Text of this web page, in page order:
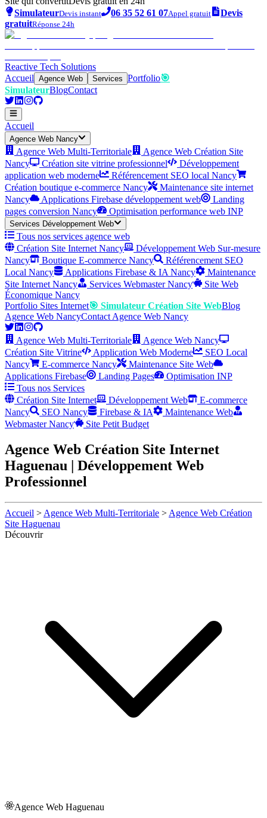
SimulateurDevis instant 06 35 52 61 07Appel gratuit
Devis
gratuitRéponse 24h
Reactive Tech Solutions
Accueil Agence Web Services Portfolio🎯
SimulateurBlogContact
Accueil
Agence Web Nancy
Agence Web Multi-Territoriale
Agence Web Création Site
Nancy
Création site vitrine professionnel
Développement
application web moderne
Référencement SEO local Nancy
Création boutique e-commerce Nancy
Maintenance site internet
Nancy
Applications Firebase développement web
Landing
pages conversion Nancy
Optimisation performance web INP
Services Développement Web
Tous nos services agence web
Création Site Internet Nancy
Développement Web Sur-mesure
Nancy
Boutique E-commerce Nancy
Référencement SEO
Local Nancy
Applications Firebase & IA Nancy
Maintenance
Site Internet Nancy
Services Webmaster Nancy
Site Web
Économique Nancy
Portfolio Sites Internet🎯 Simulateur Création Site WebBlog
Agence Web NancyContact Agence Web Nancy
Agence Web Multi-Territoriale
Agence Web Nancy
Création Site Vitrine
Application Web Moderne
SEO Local
Nancy
E-commerce Nancy
Maintenance Site Web
Applications Firebase
Landing Pages
Optimisation INP
Tous nos Services
Création Site Internet
Développement Web
E-commerce
Nancy
SEO Nancy Firebase & IA
Maintenance Web
Webmaster Nancy
Site Petit Budget
Agence Web Création Site Internet
Haguenau | Développement Web
Professionnel
Accueil > Agence Web Multi-Territoriale > Agence Web Création
Site Haguenau
Découvrir
Agence Web Haguenau